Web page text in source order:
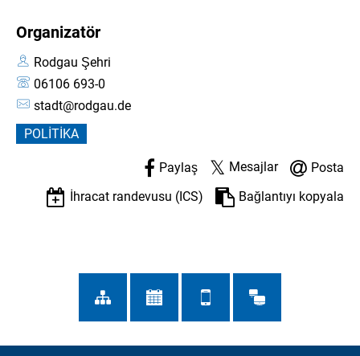
Organizatör
Rodgau Şehri
06106 693-0
stadt@rodgau.de
POLITIKA
Paylaş Mesajlar
Posta
İhracat randevusu (ICS)
Bağlantıyı kopyala